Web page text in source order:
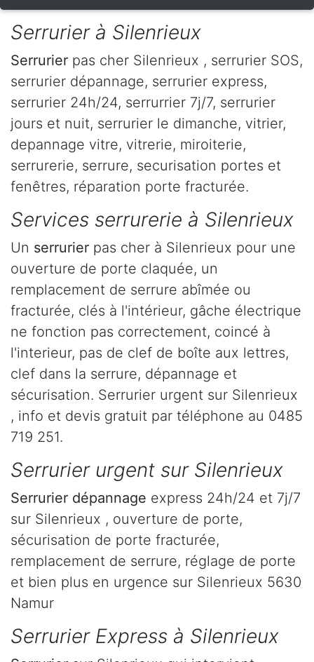
Serrurier à Silenrieux
Serrurier pas cher Silenrieux , serrurier SOS,
serrurier dépannage, serrurier express,
serrurier 24h/24, serrurrier 7j/7, serrurier
jours et nuit, serrurier le dimanche, vitrier,
depannage vitre, vitrerie, miroiterie,
serrurerie, serrure, securisation portes et
fenêtres, réparation porte fracturée.
Services serrurerie à Silenrieux
Un serrurier pas cher à Silenrieux pour une
ouverture de porte claquée, un
remplacement de serrure abîmée ou
fracturée, clés à l'intérieur, gâche électrique
ne fonction pas correctement, coincé à
l'interieur, pas de clef de boîte aux lettres,
clef dans la serrure, dépannage et
sécurisation. Serrurier urgent sur Silenrieux
, info et devis gratuit par téléphone au 0485
719 251.
Serrurier urgent sur Silenrieux
Serrurier dépannage express 24h/24 et 7j/7
sur Silenrieux , ouverture de porte,
sécurisation de porte fracturée,
remplacement de serrure, réglage de porte
et bien plus en urgence sur Silenrieux 5630
Namur
Serrurier Express à Silenrieux